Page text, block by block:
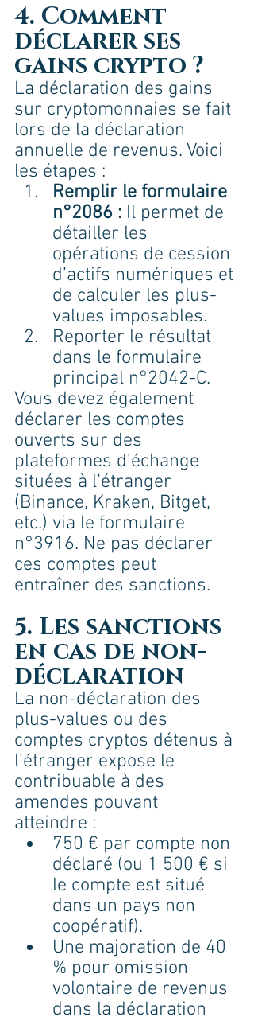
4. Comment
déclarer ses
gains crypto ?
La déclaration des gains
sur cryptomonnaies se fait
lors de la déclaration
annuelle de revenus. Voici
les étapes :
Remplir le formulaire
n°2086 : Il permet de
détailler les
opérations de cession
d’actifs numériques et
de calculer les plus-
values imposables.
Reporter le résultat
dans le formulaire
principal n°2042-C.
Vous devez également
déclarer les comptes
ouverts sur des
plateformes d’échange
situées à l’étranger
(Binance, Kraken, Bitget,
etc.) via le formulaire
n°3916. Ne pas déclarer
ces comptes peut
entraîner des sanctions.
5. Les sanctions
en cas de non-
déclaration
La non-déclaration des
plus-values ou des
comptes cryptos détenus à
l’étranger expose le
contribuable à des
amendes pouvant
atteindre :
750 € par compte non
déclaré (ou 1 500 € si
le compte est situé
dans un pays non
coopératif).
Une majoration de 40
% pour omission
volontaire de revenus
dans la déclaration